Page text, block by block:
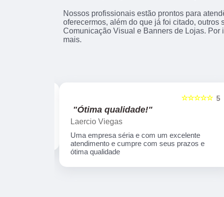
Nossos profissionais estão prontos para
oferecermos, além do que já foi citado, outros
Comunicação Visual e Banners de Lojas. Por
mais.
5
☆☆☆☆☆
"Ótima qualidade!"
Laercio Viegas
Uma empresa séria e com um excelente
atendimento e cumpre com seus prazos e
ótima qualidade